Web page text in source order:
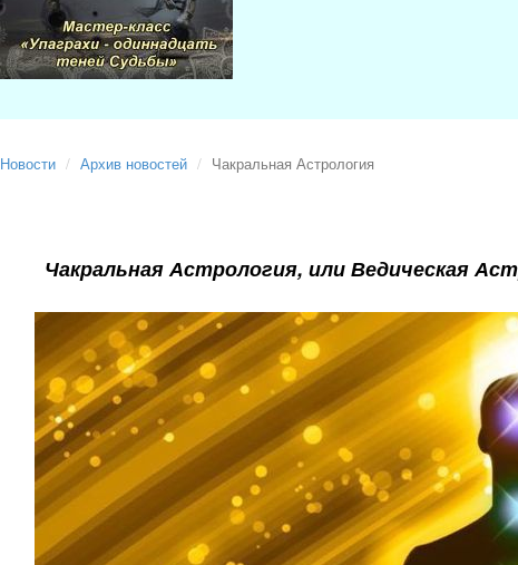
Новости Архив новостей Чакральная Астрология
Чакральная Астрология, или Ведическая